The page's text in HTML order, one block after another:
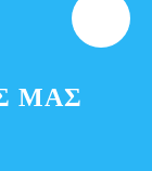
ΜΑΣ